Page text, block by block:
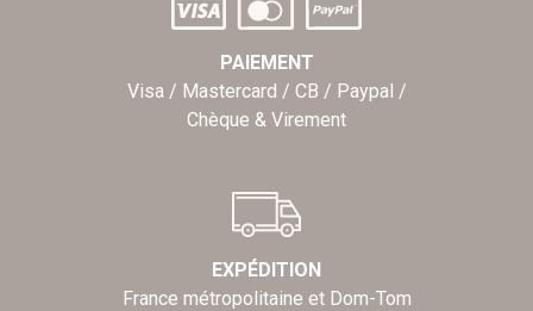
PAIEMENT
Visa / Mastercard / CB / Paypal /
Chèque & Virement
EXPÉDITION
France métropolitaine et Dom-Tom